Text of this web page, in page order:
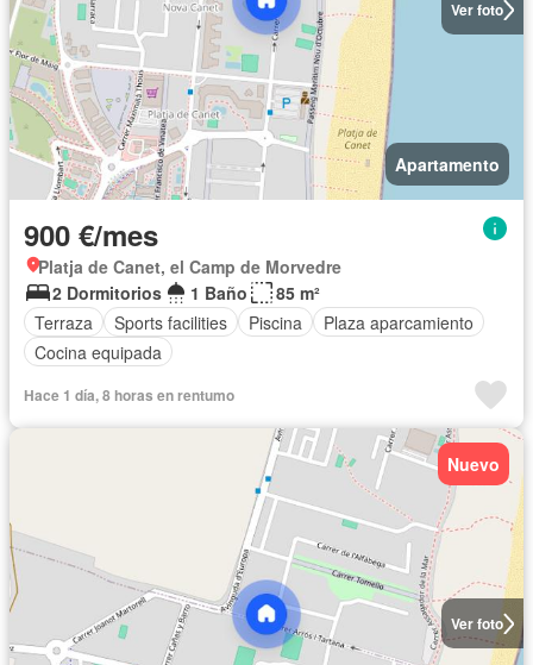
Ver foto
Apartamento
900 €/mes
Platja de Canet, el Camp de Morvedre
2 Dormitorios
1 Baño
85 m²
Terraza
Sports facilities Piscina
Plaza aparcamiento
Cocina equipada
Hace 1 día, 8 horas en rentumo
Ver foto
Nuevo